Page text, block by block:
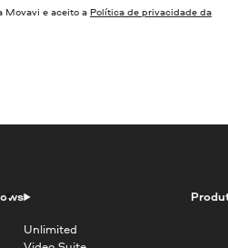
Movavi e aceito a Política de privacidade da
Unlimited